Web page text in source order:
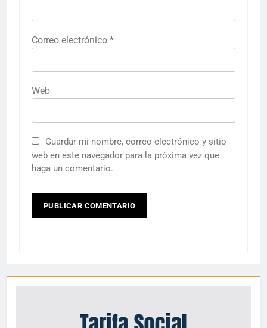
Correo electrónico *
Web
Guardar mi nombre, correo electrónico y sitio
web en este navegador para la próxima vez que
haga un comentario.